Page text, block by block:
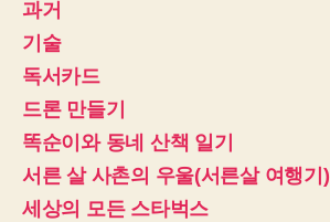
과거
기술
독서카드
드론 만들기
똑순이와 동네 산책 일기
서른 살 사촌의 우울(서른살 여행기)
세상의 모든 스타벅스